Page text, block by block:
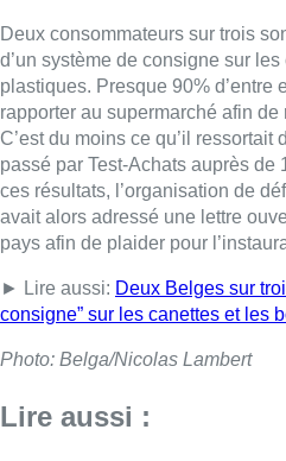
Deux consommateurs sur trois
d’un système de consigne sur
plastiques. Presque 90% d’entre
rapporter au supermarché afin
C’est du moins ce qu’il ressortait
passé par Test-Achats auprès de
ces résultats, l’organisation de
avait alors adressé une lettre
pays afin de plaider pour
► Lire aussi: Deux Belges sur
consigne” sur les canettes et les
Photo: Belga/Nicolas Lambert
Lire aussi :